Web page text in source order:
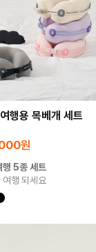
행용 목베개 세트
원
행 5종 세트
행 되세요